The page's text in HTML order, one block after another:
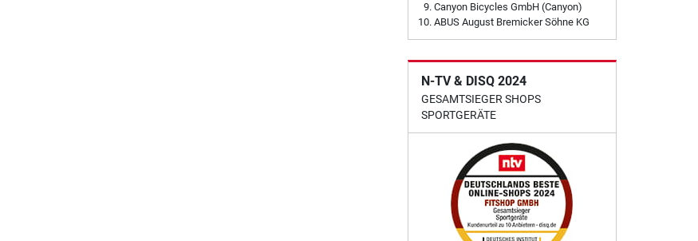
Canyon Bicycles GmbH (Canyon)
ABUS August Bremicker Söhne KG
N-TV & DISQ 2024
GESAMTSIEGER SHOPS
SPORTGERÄTE